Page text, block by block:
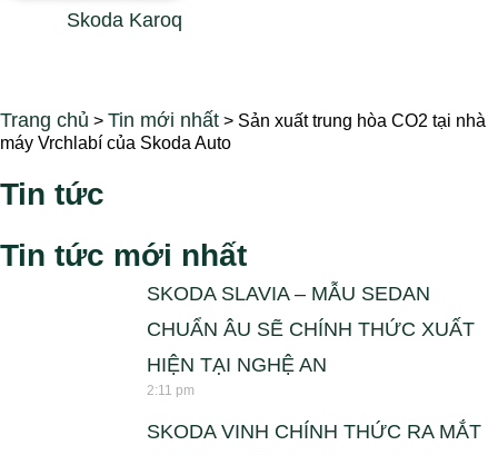
Skoda Karoq
Trang chủ > Tin mới nhất > Sản xuất trung hòa CO2 tại nhà
máy Vrchlabí của Skoda Auto
Tin tức
Tin tức mới nhất
SKODA SLAVIA – MẪU SEDAN
CHUẨN ÂU SẼ CHÍNH THỨC XUẤT
HIỆN TẠI NGHỆ AN
2:11 pm
SKODA VINH CHÍNH THỨC RA MẮT